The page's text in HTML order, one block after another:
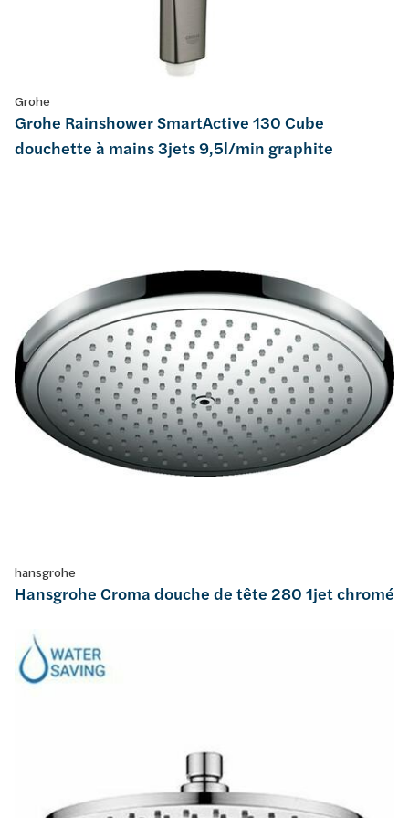
Grohe
Grohe Rainshower SmartActive 130 Cube
douchette à mains 3jets 9,5l/min graphite
hansgrohe
Hansgrohe Croma douche de tête 280 1jet chromé